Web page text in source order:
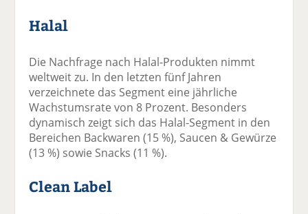
Halal
Die Nachfrage nach Halal-Produkten nimmt
weltweit zu. In den letzten fünf Jahren
verzeichnete das Segment eine jährliche
Wachstumsrate von 8 Prozent. Besonders
dynamisch zeigt sich das Halal-Segment in den
Bereichen Backwaren (15 %), Saucen & Gewürze
(13 %) sowie Snacks (11 %).
Clean Label